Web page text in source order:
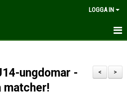
LOGGA IN
>
<
ungdomar -